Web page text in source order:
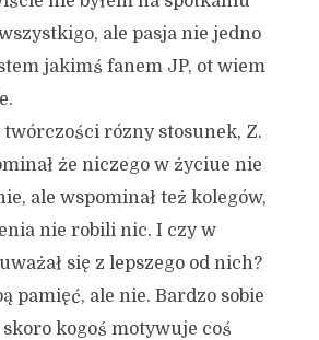
ale pasja nie jedno
jakimś fanem JP, ot wiem
rózny stosunek, Z.
że niczego w życiue nie
ale wspominał też kolegów,
nie robili nic. I czy w
się z lepszego od nich?
pamięć, ale nie. Bardzo sobie
skoro kogoś motywuje coś